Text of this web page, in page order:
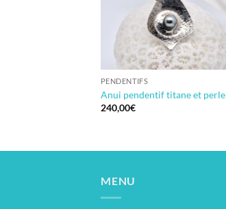
PENDENTIFS
Anui pendentif titane et perle
240,00€
MENU